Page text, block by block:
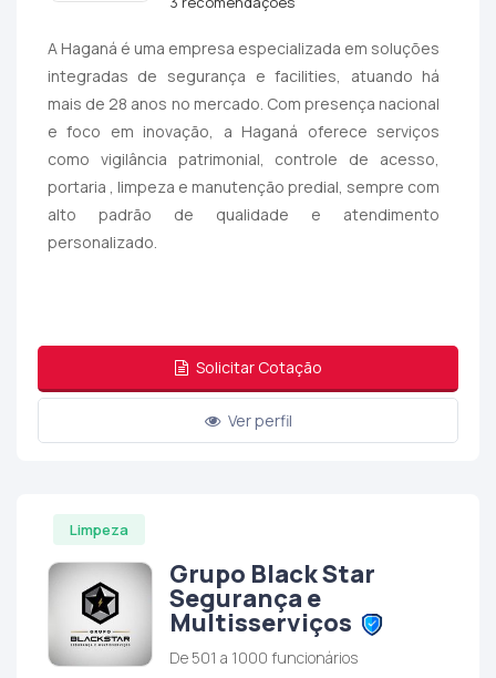
A Haganá é uma empresa especializada em soluções
integradas de segurança e facilities, atuando há
mais de 28 anos no mercado. Com presença nacional
e foco em inovação, a Haganá oferece serviços
como vigilância patrimonial, controle de acesso,
portaria , limpeza e manutenção predial, sempre com
alto padrão de qualidade e atendimento
personalizado.
Solicitar Cotação
Ver perfil
Limpeza
Grupo Black Star
Segurança e
Multisserviços
De 501 a 1000 funcionários